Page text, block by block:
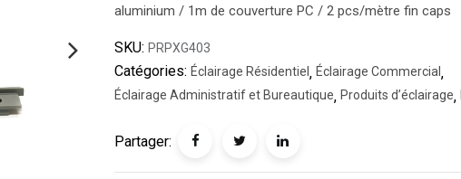
aluminium / 1m de couverture PC / 2 pcs/mètre fin caps
SKU: PRPXG403
Catégories: Éclairage Résidentiel , Éclairage Commercial ,
Éclairage Administratif et Bureautique, Produits d’éclairage,
Partager: